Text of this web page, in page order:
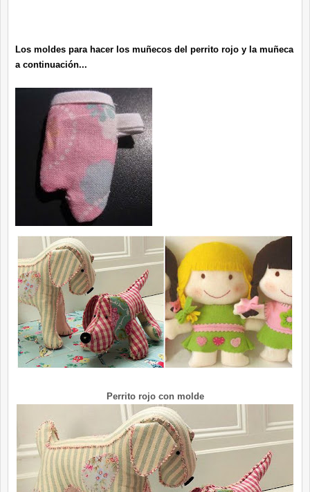
Los moldes para hacer los muñecos del perrito rojo y la muñeca
a continuación...
Perrito rojo con molde